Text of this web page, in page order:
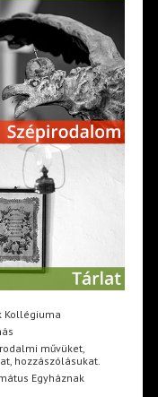
Kollégiuma
művüket,
hozzászólásukat.
Egyháznak